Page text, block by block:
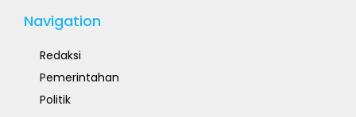
Navigation
Redaksi
Pemerintahan
Politik